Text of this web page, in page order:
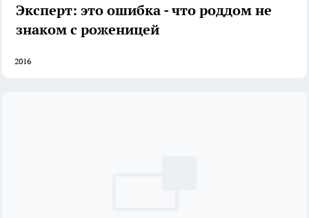
Эксперт: это ошибка - что роддом не
знаком с роженицей
2016